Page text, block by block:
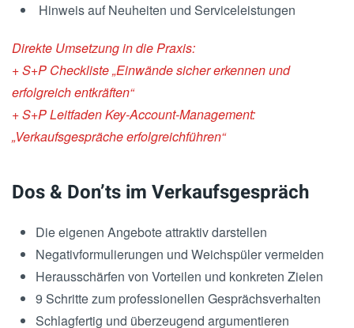
Hinweis auf Neuheiten und Serviceleistungen
Direkte Umsetzung in die Praxis:
+ S+P Checkliste „Einwände sicher erkennen und
erfolgreich entkräften“
+ S+P Leitfaden Key-Account-Management:
„Verkaufsgespräche erfolgreichführen“
Dos & Don’ts im Verkaufsgespräch
Die eigenen Angebote attraktiv darstellen
Negativformulierungen und Weichspüler vermeiden
Herausschärfen von Vorteilen und konkreten Zielen
9 Schritte zum professionellen Gesprächsverhalten
Schlagfertig und überzeugend argumentieren